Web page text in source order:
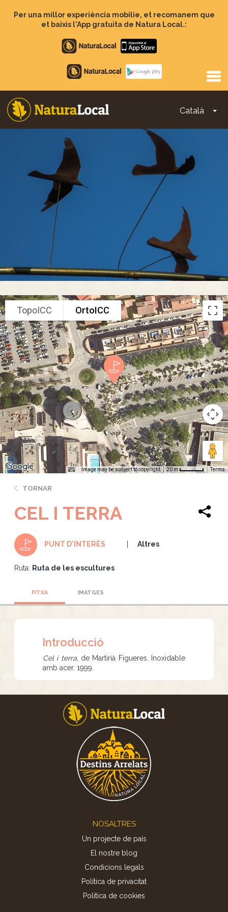
Per una millor experiència mobilie, et recomanem que
et baixis l'App gratuita de Natura Local.:
Apple
store
Google
Play
Català
Main
navigation
TopoICC OrtoICC
Image may be subject to copyright 20 m Terms
TORNAR
CEL I TERRA
PUNT D'INTERÈS Altres
Ruta: Ruta de les escultures
FITXA IMATGES
Introducció
Cel i terra, de Martirià Figueres. Inoxidable
amb acer. 1999.
NOSALTRES
Un projecte de país
El nostre blog
Condicions legals
Política de privacitat
Politica de cookies